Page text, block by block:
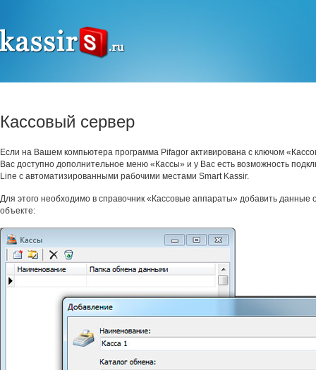
Кассовый сервер
Если на Вашем компьютера программа Pifagor активирована с ключом
Вас доступно дополнительное меню «Кассы» и у Вас есть возможность
Line с автоматизированными рабочими местами Smart Kassir.
Для этого необходимо в справочник «Кассовые аппараты» добавить данные
объекте: